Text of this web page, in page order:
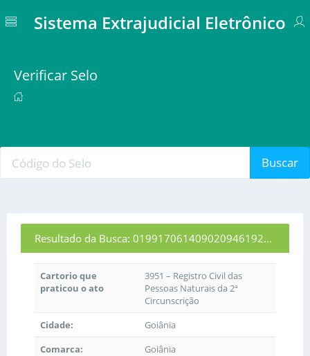
Sistema Extrajudicial Eletrônico
Verificar Selo
Buscar
Resultado da Busca: 01991706140902094619251
Cartorio que
praticou o ato
3951 – Registro Civil das
Pessoas Naturais da 2ª
Circunscrição
Cidade:
Goiânia
Comarca:
Goiânia